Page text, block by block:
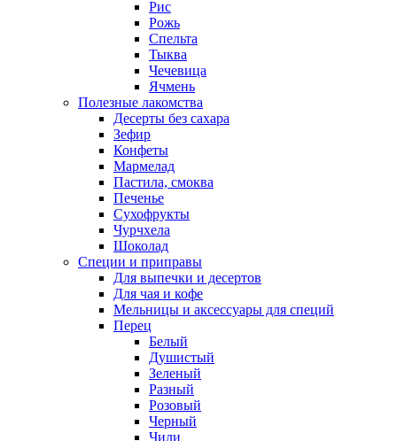
Рис
Рожь
Спельта
Тыква
Чечевица
Ячмень
Полезные лакомства
Десерты без сахара
Зефир
Конфеты
Мармелад
Пастила, смоква
Печенье
Сухофрукты
Чурчхела
Шоколад
Специи и приправы
Для выпечки и десертов
Для чая и кофе
Мельницы и аксессуары для специй
Перец
Белый
Душистый
Зеленый
Разный
Розовый
Черный
Чили